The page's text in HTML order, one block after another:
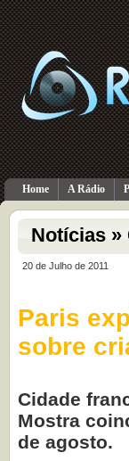
Home A Rádio
Notícias »
20 de Julho de 2011
Paris
sobre
Cidade
Mostra
de agosto.